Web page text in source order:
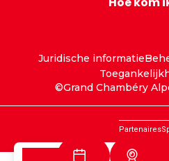
Juridische informatie
©Grand Chambéry
Partenaires